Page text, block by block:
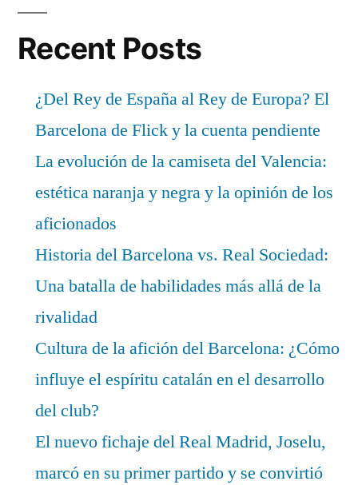
Recent Posts
¿Del Rey de España al Rey de Europa? El
Barcelona de Flick y la cuenta pendiente
La evolución de la camiseta del Valencia:
estética naranja y negra y la opinión de los
aficionados
Historia del Barcelona vs. Real Sociedad:
Una batalla de habilidades más allá de la
rivalidad
Cultura de la afición del Barcelona: ¿Cómo
influye el espíritu catalán en el desarrollo
del club?
El nuevo fichaje del Real Madrid, Joselu,
marcó en su primer partido y se convirtió